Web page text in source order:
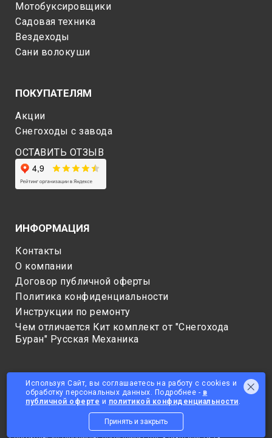
Мотобуксировщики
Садовая техника
Вездеходы
Сани волокуши
ПОКУПАТЕЛЯМ
Акции
Снегоходы c завода
ОСТАВИТЬ ОТЗЫВ
ИНФОРМАЦИЯ
Контакты
О компании
Договор публичной оферты
Политика конфиденциальности
Инструкции по ремонту
Чем отличается Кит комплект от "Снегохода
Буран" Русская Механика
© 2025 ОБЩЕСТВО С ОГРАНИЧЕННОЙ ОТВЕТСТВЕННОСТЬЮ
Используя Сайт, вы соглашаетесь на работу с cookies и
обработку персональных данных. Подробнее - в
публичной оферте и политикой конфиденциальности.
Принять и закрыть